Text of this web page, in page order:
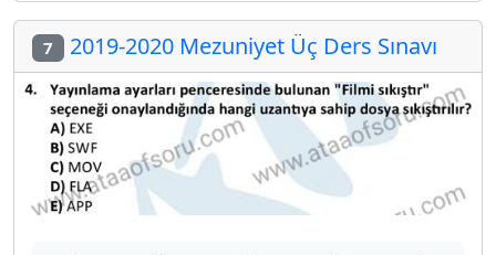
7 2019-2020 Mezuniyet Üç Ders Sınavı